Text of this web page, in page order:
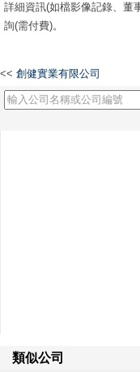
詳細資訊(如檔影像記錄、董
詢(需付費)。
<< 創健實業有限公司
類似公司